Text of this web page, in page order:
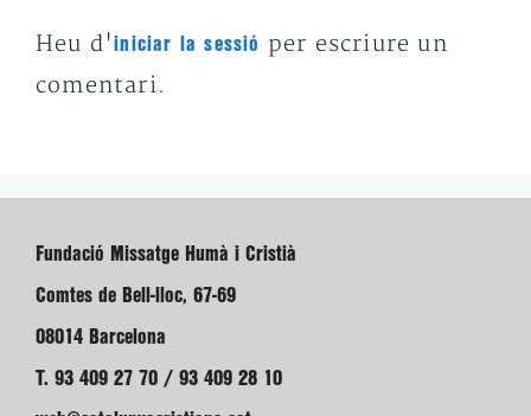
Heu d'iniciar la sessió
per escriure un
comentari.
Fundació Missatge Humà i Cristià
Comtes de Bell-lloc, 67-69
08014 Barcelona
T. 93 409 27 70 / 93 409 28 10